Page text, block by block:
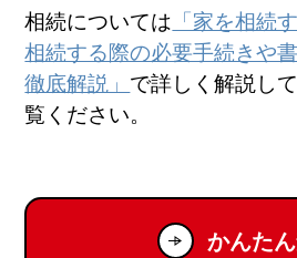
相続については 「家を相続
相続する際の必要手続きや
徹底解説」 で詳しく解説し
覧ください。
かんた